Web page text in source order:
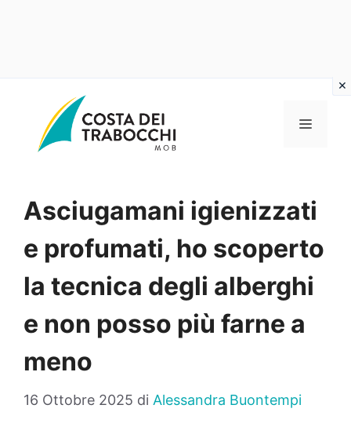
contenuto
MENU
Asciugamani igienizzati
e profumati, ho scoperto
la tecnica degli alberghi
e non posso più farne a
meno
16 Ottobre 2025 di Alessandra Buontempi